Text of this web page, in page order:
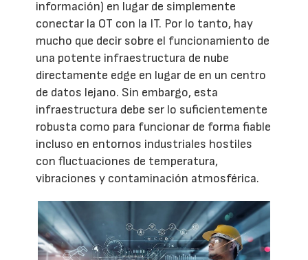
información) en lugar de simplemente
conectar la OT con la IT. Por lo tanto, hay
mucho que decir sobre el funcionamiento de
una potente infraestructura de nube
directamente edge en lugar de en un centro
de datos lejano. Sin embargo, esta
infraestructura debe ser lo suficientemente
robusta como para funcionar de forma fiable
incluso en entornos industriales hostiles
con fluctuaciones de temperatura,
vibraciones y contaminación atmosférica.